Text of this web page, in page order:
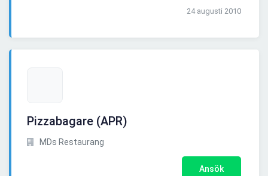
24 augusti 2010
Pizzabagare (APR)
MDs Restaurang
Ansök